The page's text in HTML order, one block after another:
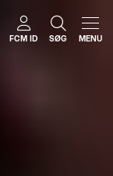
FCM ID SØG MENU